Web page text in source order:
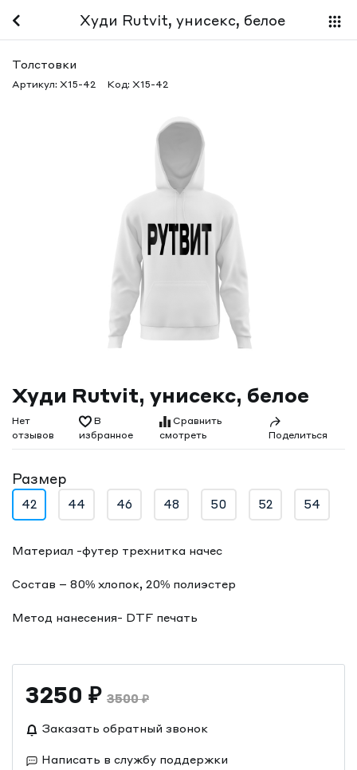
Худи Rutvit, унисекс, белое
Толстовки
Артикул: X15-42 Код: X15-42
Худи Rutvit, унисекс, белое
Нет
отзывов
В
избранное
Сравнить
смотреть
Поделиться
Размер
42 44 46 48 50 52 54
Материал -футер трехнитка начес
Состав – 80% хлопок, 20% полиэстер
Метод нанесения- DTF печать
3250 ₽ 3500₽
Заказать обратный звонок
Написать в службу поддержки